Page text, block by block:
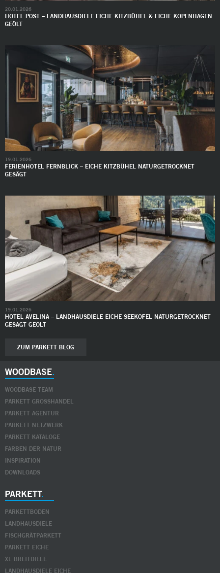
HOTEL POST – LANDHAUSDIELE EICHE KITZBÜHEL & EICHE KOPENHAGEN
GEÖLT
20.01.2026
FERIENHOTEL FERNBLICK – EICHE KITZBÜHEL NATURGETROCKNET
GESÄGT
19.01.2026
HOTEL AVELINA – LANDHAUSDIELE EICHE SEEKOFEL NATURGETROCKNET
GESÄGT GEÖLT
19.01.2026
ZUM PARKETT BLOG
WOODBASE
WOODBASE TEAM
PARKETT GROSSHANDEL
PARKETT AGENTUR
PARKETT NETZWERK
PARKETT KATALOGE
FARBEN DER NATUR
INSPIRATION
DOWNLOADS
PARKETT
PARKETTBODEN
LANDHAUSDIELE
FISCHGRÄTPARKETT
PARKETT EICHE
XL BREITDIELE
LANDHAUSDIELE EICHE